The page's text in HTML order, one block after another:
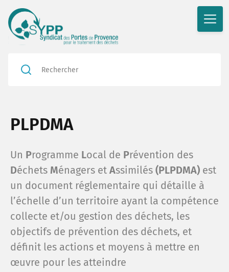
PLPDMA
Un Programme Local de Prévention des
Déchets Ménagers et Assimilés (PLPDMA) est
un document réglementaire qui détaille à
l’échelle d’un territoire ayant la compétence
collecte et/ou gestion des déchets, les
objectifs de prévention des déchets, et
définit les actions et moyens à mettre en
œuvre pour les atteindre
Le